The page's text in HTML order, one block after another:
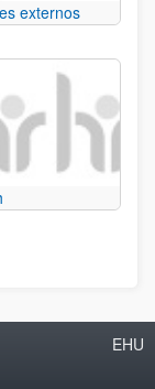
externos
EHU